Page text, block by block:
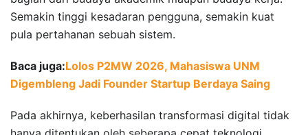
Semakin tinggi kesadaran pengguna, semakin kuat
pula pertahanan sebuah sistem.
Baca juga:Lolos P2MW 2026, Mahasiswa UNM
Digembleng Jadi Founder Startup Berdaya Saing
Pada akhirnya, keberhasilan transformasi digital tidak